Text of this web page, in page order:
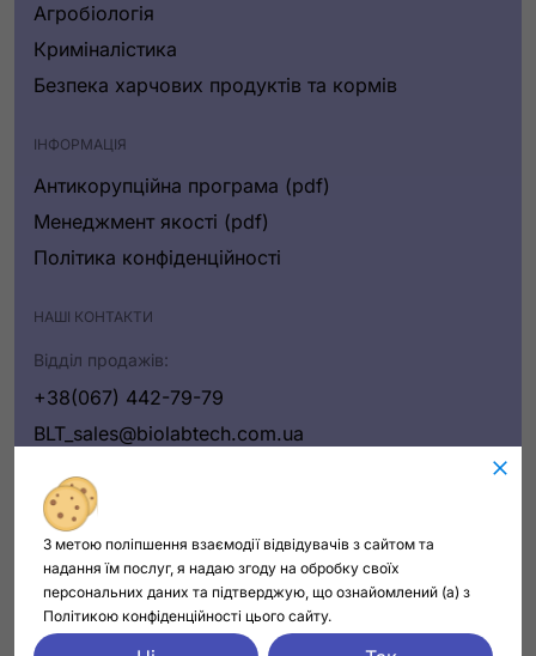
Агробіологія
Криміналістика
Безпека харчових продуктів та кормів
ІНФОРМАЦІЯ
Антикорупційна програма (pdf)
Менеджмент якості (pdf)
Політика конфіденційності
НАШІ КОНТАКТИ
Відділ продажів:
+38(067) 442-79-79
BLT_sales@biolabtech.com.ua
Всі права захищені © 2024
З метою поліпшення взаємодії відвідувачів з сайтом та
надання їм послуг, я надаю згоду на обробку своїх
персональних даних та підтверджую, що ознайомлений (а) з
Політикою конфіденційності цього сайту.